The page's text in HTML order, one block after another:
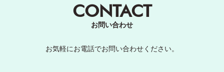
CONTACT
お問い合わせ
お気軽にお電話でお問い合わせください。